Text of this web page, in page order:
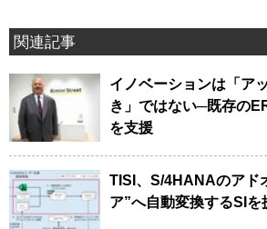
関連記事
イノベーションは「ア
き」ではない─既存の
を支援
TISI、S/4HANAのアド
ア”へ自動変換するSIを